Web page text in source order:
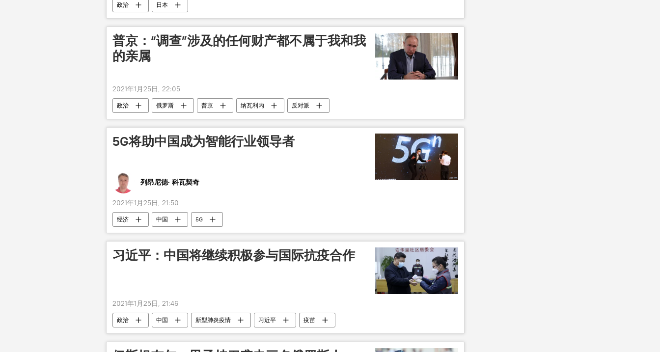
政治 日本
普京：“调查”涉及的任何财产都不属于我和我
的亲属
2021年1月25日, 22:05
政治 俄罗斯 普京 纳瓦利内 反对派
5G将助中国成为智能行业领导者
列昂尼德· 科瓦契奇
2021年1月25日, 21:50
经济 中国 5G
习近平：中国将继续积极参与国际抗疫合作
2021年1月25日, 21:46
政治 中国 新型肺炎疫情 习近平 疫苗